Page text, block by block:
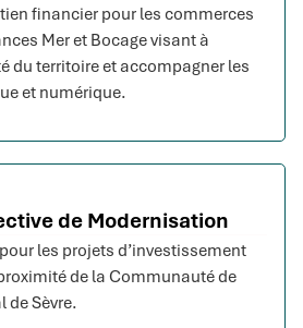
financier pour les commerces
Mer et Bocage visant à
du territoire et accompagner les
et numérique.
de Modernisation
les projets d’investissement
de la Communauté de
de Sèvre.